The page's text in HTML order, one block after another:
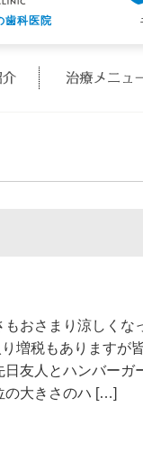
歯科医院
スタッフ紹介
おさまり涼しくな
増税もありますが
友人とハンバーガ
の大きさのハ […]